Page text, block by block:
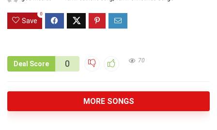
Save
0
Deal Score 0 70
MORE SONGS